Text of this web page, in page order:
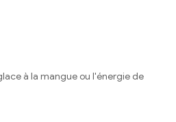
à la mangue ou l'énergie de